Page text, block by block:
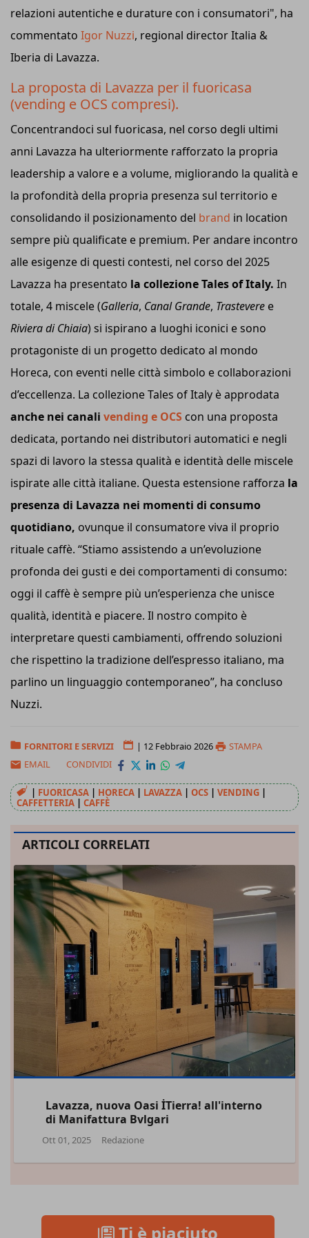
relazioni autentiche e durature con i consumatori", ha
commentato Igor Nuzzi, regional director Italia &
Iberia di Lavazza.
La proposta di Lavazza per il fuoricasa
(vending e OCS compresi).
Concentrandoci sul fuoricasa, nel corso degli ultimi
anni Lavazza ha ulteriormente rafforzato la propria
leadership a valore e a volume, migliorando la qualità e
la profondità della propria presenza sul territorio e
consolidando il posizionamento del brand in location
sempre più qualificate e premium. Per andare incontro
alle esigenze di questi contesti, nel corso del 2025
Lavazza ha presentato la collezione Tales of Italy. In
totale, 4 miscele (Galleria, Canal Grande, Trastevere e
Riviera di Chiaia) si ispirano a luoghi iconici e sono
protagoniste di un progetto dedicato al mondo
Horeca, con eventi nelle città simbolo e collaborazioni
d’eccellenza. La collezione Tales of Italy è approdata
anche nei canali vending e OCS con una proposta
dedicata, portando nei distributori automatici e negli
spazi di lavoro la stessa qualità e identità delle miscele
ispirate alle città italiane. Questa estensione rafforza la
presenza di Lavazza nei momenti di consumo
quotidiano, ovunque il consumatore viva il proprio
rituale caffè. “Stiamo assistendo a un’evoluzione
profonda dei gusti e dei comportamenti di consumo:
oggi il caffè è sempre più un’esperienza che unisce
qualità, identità e piacere. Il nostro compito è
interpretare questi cambiamenti, offrendo soluzioni
che rispettino la tradizione dell’espresso italiano, ma
parlino un linguaggio contemporaneo”, ha concluso
Nuzzi.
FORNITORI E SERVIZI | 12 Febbraio 2026
STAMPA
EMAIL
CONDIVIDI
| FUORICASA | HORECA | LAVAZZA | OCS | VENDING |
CAFFETTERIA | CAFFÈ
ARTICOLI CORRELATI
Lavazza, nuova Oasi İTierra! all'interno
di Manifattura Bvlgari
Ott 01, 2025 Redazione
Ti è piaciuto